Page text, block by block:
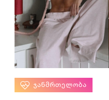
ᲯᲐᲜᲛᲠᲗᲔᲚᲝᲑᲐ